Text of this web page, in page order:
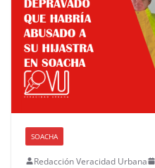
SOACHA
Redacción Veracidad Urbana